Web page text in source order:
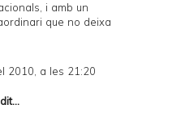
i amb un
que no deixa
2010, a les 21:20